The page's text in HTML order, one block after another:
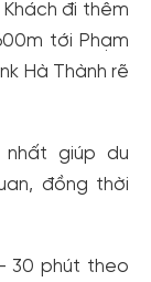
đi thêm
tới Phạm
Hà Thành rẽ
nhất giúp du
đồng thời
30 phút theo